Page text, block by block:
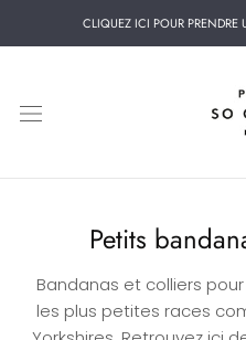
CLIQUEZ ICI POUR PRENDRE
Petits
Bandanas et colliers
les plus petites races